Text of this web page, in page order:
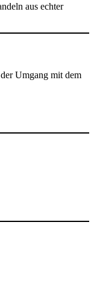
aus echter
Umgang mit dem